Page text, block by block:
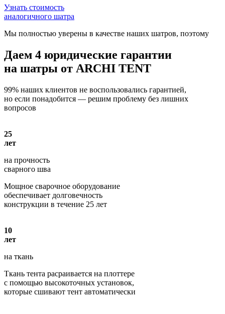
Узнать стоимость
аналогичного шатра
Мы полностью уверены в качестве наших шатров, поэтому
Даем 4 юридические гарантии
на шатры от ARCHI TENT
99% наших клиентов не воспользовались гарантией,
но если понадобится — решим проблему без лишних
вопросов
25
лет
на прочность
сварного шва
Мощное сварочное оборудование
обеспечивает долговечность
конструкции в течение 25 лет
10
лет
на ткань
Ткань тента расраивается на плоттере
с помощью высокоточных установок,
которые сшивают тент автоматически